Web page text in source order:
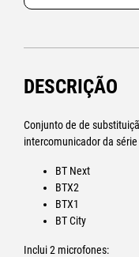
DESCRIÇÃO
Conjunto de de
intercomunicador da
BT Next
BTX2
BTX1
BT City
Inclui 2 microfones: